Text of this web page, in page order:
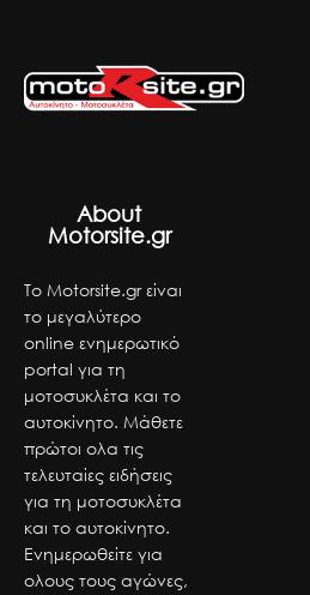
About
Motorsite.gr
Το Motorsite.gr είναι
το μεγαλύτερο
online ενημερωτικό
portal για τη
μοτοσυκλέτα και το
αυτοκίνητο. Μάθετε
πρώτοι ολα τις
τελευταίες ειδήσεις
για τη μοτοσυκλέτα
και το αυτοκίνητο.
Ενημερωθείτε για
ολους τους αγώνες,